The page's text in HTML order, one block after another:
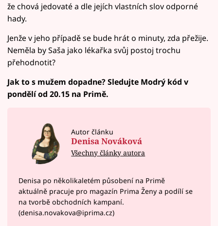
že chová jedovaté a dle jejích vlastních slov odporné
hady.
Jenže v jeho případě se bude hrát o minuty, zda přežije.
Neměla by Saša jako lékařka svůj postoj trochu
přehodnotit?
Jak to s mužem dopadne? Sledujte Modrý kód v
pondělí od 20.15 na Primě.
Autor článku
Denisa Nováková
Všechny články autora
Denisa po několikaletém působení na Primě
aktuálně pracuje pro magazín Prima Ženy a podílí se
na tvorbě obchodních kampaní.
(denisa.novakova@iprima.cz)